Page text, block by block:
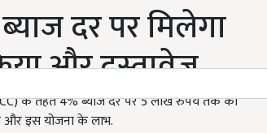
दर पर मिलेगा
और दस्तावेज
के तहत 4% ब्याज दर पर 5 लाख रुपये तक का
और इस योजना के लाभ.